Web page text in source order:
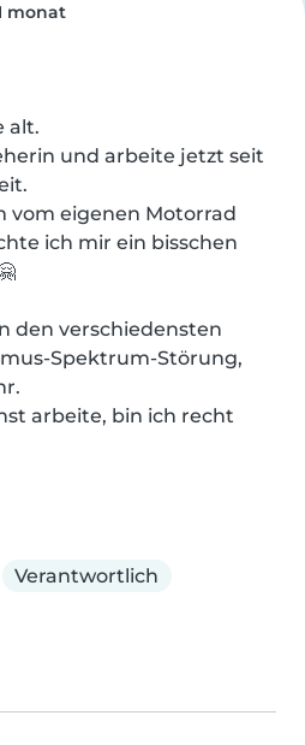
monat
alt.
und arbeite jetzt seit
vom eigenen Motorrad
ich mir ein bisschen
den verschiedensten
Spektrum-Störung,
arbeite, bin ich recht
Verantwortlich